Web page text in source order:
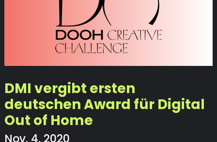
DMI vergibt ersten
deutschen Award für Digital
Out of Home
Nov. 4, 2020